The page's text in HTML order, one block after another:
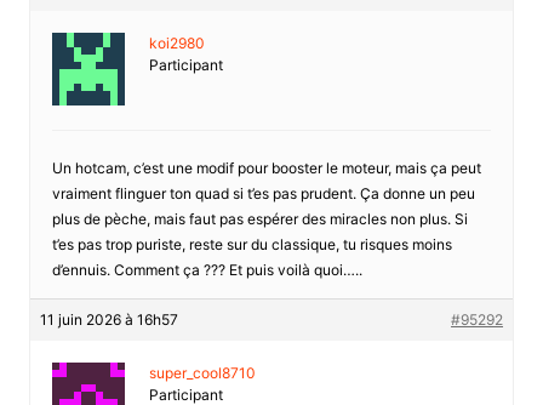
koi2980
Participant
Un hotcam, c’est une modif pour booster le moteur, mais ça peut
vraiment flinguer ton quad si t’es pas prudent. Ça donne un peu
plus de pèche, mais faut pas espérer des miracles non plus. Si
t’es pas trop puriste, reste sur du classique, tu risques moins
d’ennuis. Comment ça ??? Et puis voilà quoi…..
11 juin 2026 à 16h57 #95292
super_cool8710
Participant